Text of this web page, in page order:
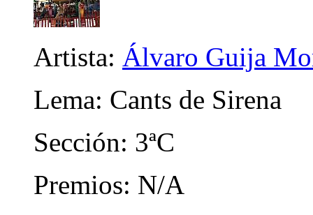
Artista: Álvaro Guija
Lema: Cants de Sirena
Sección: 3ªC
Premios: N/A